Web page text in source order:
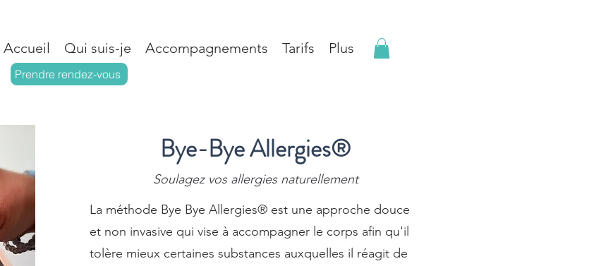
Accueil Qui suis-je Accompagnements Tarifs Plus
Prendre rendez-vous
Bye-Bye Allergies®
Soulagez vos allergies naturellement
La méthode Bye Bye Allergies® est une approche douce
et non invasive qui vise à accompagner le corps afin qu'il
tolère mieux certaines substances auxquelles il réagit de